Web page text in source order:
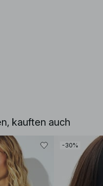
kauften auch
-30%